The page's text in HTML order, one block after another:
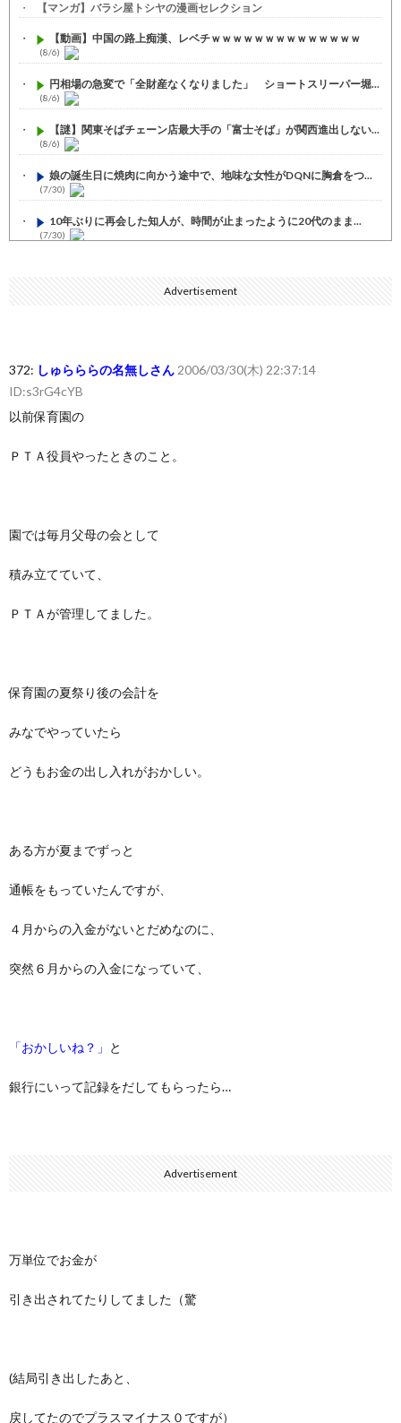
【マンガ】バラシ屋トシヤの漫画セレクション
【動画】中国の路上痴漢、レベチｗｗｗｗｗｗｗｗｗｗｗｗｗｗ
(8/6)
円相場の急変で「全財産なくなりました」 ショートスリーパー堀...
(8/6)
【謎】関東そばチェーン店最大手の「富士そば」が関西進出しない...
(8/6)
娘の誕生日に焼肉に向かう途中で、地味な女性がDQNに胸倉をつ...
(7/30)
10年ぶりに再会した知人が、時間が止まったように20代のまま...
(7/30)
いきなり円高
【セール】Apple Apple Watch、iPhoneや...
人体の中身が左右非対称なのは繊毛が回転運動をして左側に流れが...
Powered by livedoor 相互RSS
Advertisement
372: しゅらららの名無しさん 2006/03/30(木) 22:37:14
ID:s3rG4cYB
以前保育園の
ＰＴＡ役員やったときのこと。
園では毎月父母の会として
積み立てていて、
ＰＴＡが管理してました。
保育園の夏祭り後の会計を
みなでやっていたら
どうもお金の出し入れがおかしい。
ある方が夏までずっと
通帳をもっていたんですが、
４月からの入金がないとだめなのに、
突然６月からの入金になっていて、
「おかしいね？」 と
銀行にいって記録をだしてもらったら…
Advertisement
万単位でお金が
引き出されてたりしてました（驚
(結局引き出したあと、
戻してたのでプラスマイナス０ですが）